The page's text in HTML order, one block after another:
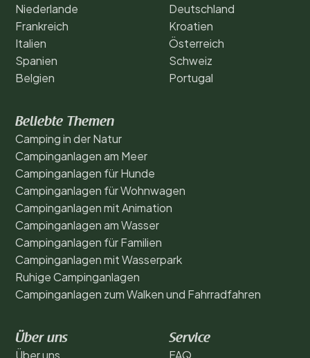
Niederlande
Frankreich
Italien
Spanien
Belgien
Deutschland
Kroatien
Österreich
Schweiz
Portugal
Beliebte Themen
Camping in der Natur
Campinganlagen am Meer
Campinganlagen für Hunde
Campinganlagen für Wohnwagen
Campinganlagen mit Animation
Campinganlagen am Wasser
Campinganlagen für Familien
Campinganlagen mit Wasserpark
Ruhige Campinganlagen
Campinganlagen zum Walken und Fahrradfahren
Über uns
Über uns
Service
FAQ